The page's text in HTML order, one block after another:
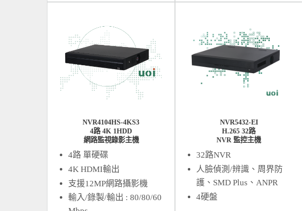
NVR4104HS-4KS3
4路 4K 1HDD
網路監視錄影主機
4路 單硬碟
4K HDMI輸出
支援12MP網路攝影機
輸入/錄製/輸出 : 80/80/60
NVR5432-EI
H.265 32路
NVR 監控主機
32路NVR
人臉偵測/辨識、周界防
護、SMD Plus、ANPR
4硬盤